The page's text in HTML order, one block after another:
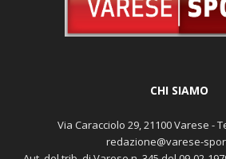
CHI SIAMO
Via Caracciolo 29, 21100 Varese -
redazione@varese-